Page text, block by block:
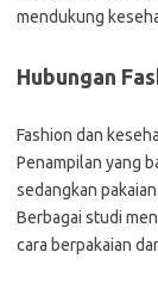
mendukung
Hubungan
Fashion dan
Penampilan yang
sedangkan
Berbagai studi
cara berpakaian